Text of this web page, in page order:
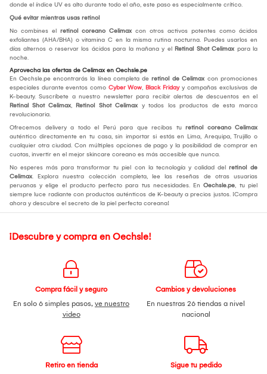
donde el índice UV es alto durante todo el año, este paso es especialmente crítico.
Qué evitar mientras usas retinol
No combines el retinol coreano Celimax con otros activos potentes como ácidos
exfoliantes (AHA/BHA) o vitamina C en la misma rutina nocturna. Puedes usarlos en
días alternos o reservar los ácidos para la mañana y el Retinal Shot Celimax para la
noche.
Aprovecha las ofertas de Celimax en Oechsle.pe
En Oechsle.pe encontrarás la línea completa de retinol de Celimax con promociones
especiales durante eventos como Cyber Wow, Black Fridayy campañas exclusivas de
K-beauty. Suscríbete a nuestro newsletter para recibir alertas de descuentos en el
Retinal Shot Celimax, Retinol Shot Celimax y todos los productos de esta marca
revolucionaria.
Ofrecemos delivery a todo el Perú para que recibas tu retinol coreano Celimax
auténtico directamente en tu casa, sin importar si estás en Lima, Arequipa, Trujillo o
cualquier otra ciudad. Con múltiples opciones de pago y la posibilidad de comprar en
cuotas, invertir en el mejor skincare coreano es más accesible que nunca.
No esperes más para transformar tu piel con la tecnología y calidad del retinol de
Celimax. Explora nuestra colección completa, lee las reseñas de otras usuarias
peruanas y elige el producto perfecto para tus necesidades. En Oechsle.pe, tu piel
siempre luce radiante con productos auténticos de K-beauty a precios justos. ¡Compra
ahora y descubre el secreto de la piel perfecta coreana!
¡Descubre y compra en Oechsle!
Compra fácil y seguro
En solo 6 simples pasos, ve nuestro
video
Cambios y devoluciones
En nuestras 26 tiendas a nivel
nacional
Retiro en tienda
Sigue tu pedido